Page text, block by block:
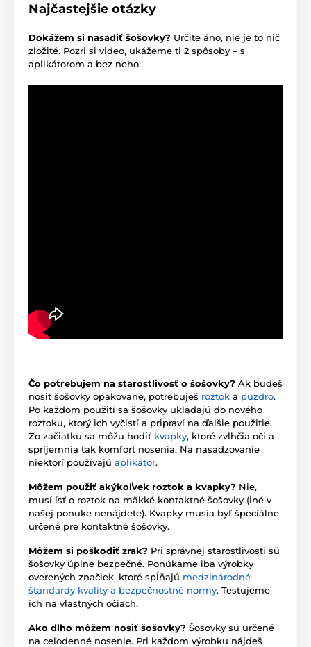
Najčastejšie otázky
Dokážem si nasadiť šošovky? Určite áno, nie je to nič
zložité. Pozri si video, ukážeme ti 2 spôsoby – s
aplikátorom a bez neho.
Čo potrebujem na starostlivosť o šošovky? Ak budeš
nosiť šošovky opakovane, potrebuješ roztok a puzdro.
Po každom použití sa šošovky ukladajú do nového
roztoku, ktorý ich vyčistí a pripraví na ďalšie použitie.
Zo začiatku sa môžu hodiť kvapky, ktoré zvlhčia oči a
spríjemnia tak komfort nosenia. Na nasadzovanie
niektorí používajú aplikátor.
Môžem použiť akýkoľvek roztok a kvapky? Nie,
musí ísť o roztok na mäkké kontaktné šošovky (iné v
našej ponuke nenájdete). Kvapky musia byť špeciálne
určené pre kontaktné šošovky.
Môžem si poškodiť zrak? Pri správnej starostlivosti sú
šošovky úplne bezpečné. Ponúkame iba výrobky
overených značiek, ktoré spĺňajú medzinárodné
štandardy kvality a bezpečnostné normy. Testujeme
ich na vlastných očiach.
Ako dlho môžem nosiť šošovky? Šošovky sú určené
na celodenné nosenie. Pri každom výrobku nájdeš